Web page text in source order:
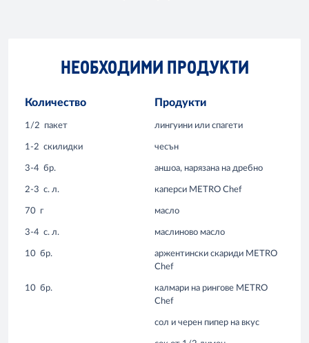
НЕОБХОДИМИ ПРОДУКТИ
Количество Продукти
1/2 пакет лингуини или спагети
1-2 скилидки чесън
3-4 бр. аншоа, нарязана на дребно
2-3 с. л. каперси METRO Chef
70 г масло
3-4 с. л. маслиново масло
10 бр.
аржентински скариди METRO
Chef
10 бр.
калмари на рингове METRO
Chef
сол и черен пипер на вкус